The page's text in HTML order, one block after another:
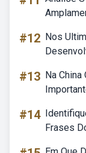
#12 Nos
#13 Na
#14
Frases